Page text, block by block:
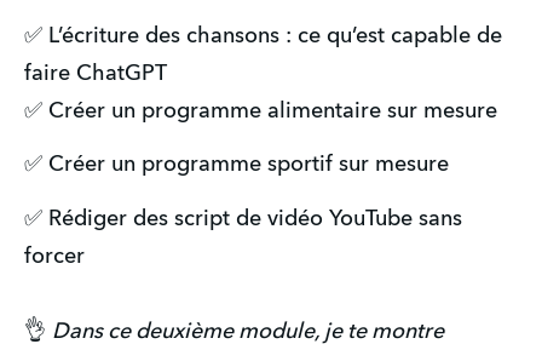
✅ L’écriture des chansons : ce qu’est capable de
faire ChatGPT
✅ Créer un programme alimentaire sur mesure
✅ Créer un programme sportif sur mesure
✅ Rédiger des script de vidéo YouTube sans
forcer
👌 Dans ce deuxième module, je te montre